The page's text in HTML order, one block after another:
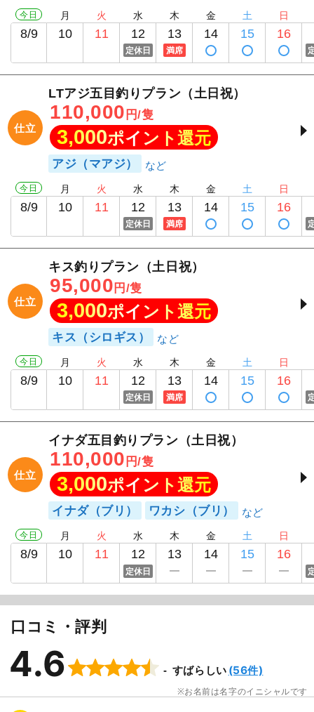
今日
8/9
月
10
火
11
水
12
定休日
木
13
満席
金
14
土
15
日
16
仕立
LTアジ五目釣りプラン（土日祝）
110,000 円/隻
3,000ポイント還元
アジ（マアジ）
今日
8/9
月
10
火
11
水
12
定休日
木
13
満席
金
14
土
15
日
16
仕立
キス釣りプラン（土日祝）
95,000 円/隻
3,000ポイント還元
キス（シロギス）
今日
8/9
月
10
火
11
水
12
定休日
木
13
満席
金
14
土
15
日
16
仕立
イナダ五目釣りプラン（土日祝）
110,000 円/隻
3,000ポイント還元
イナダ（ブリ） ワカシ（ブリ）
今日
8/9
月
10
火
11
水
12
定休日
木
13
金
14
土
15
日
16
口コミ・評判
4.6 すばらしい (56件)
お名前は名字のイニシャルです